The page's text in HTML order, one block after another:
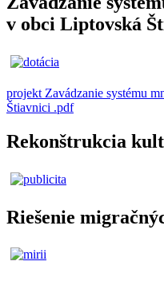
v obci Liptovská
projekt Zavádzanie systému
Štiavnici .pdf
Rekonštrukcia
Riešenie